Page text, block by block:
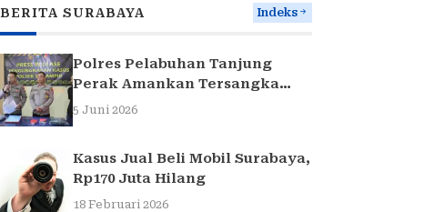
BERITA SURABAYA Indeks
Polres Pelabuhan Tanjung
Perak Amankan Tersangka
Pencuri Komponen Traffic
5 Juni 2026
Kasus Jual Beli Mobil Surabaya,
Rp170 Juta Hilang
18 Februari 2026